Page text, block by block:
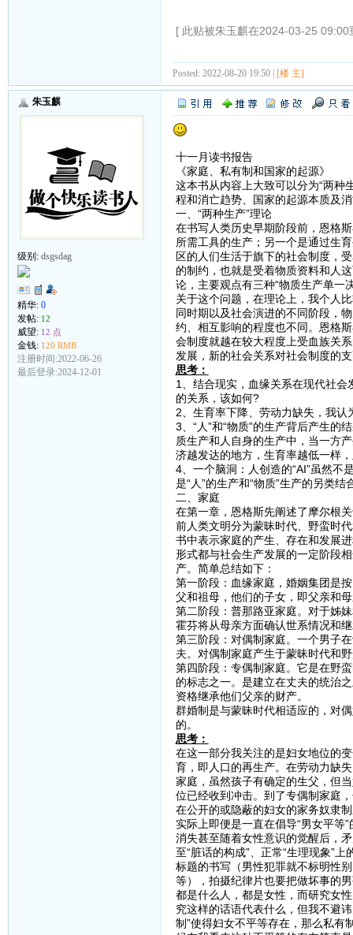
[ 此贴被朱玉麒在2024-03-25 09:00
Posted: 2022-08-20 19:50 | [楼 主]
朱玉麒
级别: dsgsdag
精华: 0
发帖: 12
威望: 12 点
金钱: 120 RMB
注册时间:2022-06-26
最后登录:2024-12-01
十一月读书报告
《家庭、私有制和国家的起源》
这本书从内容上大致可以分为“两种
程和消亡趋势、国家的起源本质及
一、“两种生产”理论
在书写人类历史早期阶段前，恩格
所需工具的生产；另一个是通过生
区的人们生活于旗下的社会制度，
的制约，也就是受着物质资料和人
论，主要观点有三种“物质生产单一
关于这个问题，在理论上，我个人
同时期以及社会演进的不同阶段，
约、相互影响的程度也不同。恩格
会制度就越在较大程度上受血族关
发展，新的社会关系对社会制度的
思考：
1、结合现实，血缘关系在现代社会
的关系，该如何?
2、生育率下降、劳动力缺失，我
3、“人”和“物质”的生产背后产生
质生产和人自身的生产中，当一方
济越发达的地方，生育率越低一样
4、一个脑洞：人创造的“AI”虽然不
是“人”的生产和“物质”生产的另类结
二、家庭
在第一章，恩格斯先阐述了摩尔根
前人类文明分为蒙昧时代、野蛮时
书中表示家庭的产生、存在和发展
形式都与社会生产发展的一定阶段
产。简单总结如下：
第一阶段：血缘家庭，婚姻集团是
父和祖母，他们的子女，即父亲和
第二阶段：普那路亚家庭。对于姊
霍芬将从母亲方面确认世系情况和
第三阶段：对偶制家庭。一个男子
夫。对偶制家庭产生于蒙昧时代和
第四阶段：专偶制家庭。它是在野
的标志之一。是建立在丈夫的统治
资格继承他们父亲的财产。
群婚制是与蒙昧时代相适应的，对
的。
思考：
在这一部分我关注的是妇女地位的
育，即人口的再生产。在劳动力缺
家庭，虽然孩子有确定的生父，但
位已经收到冲击。到了专偶制家庭
在公开的或隐蔽的妇女的家务奴隶
实际上即便是一直在倡导“男女平等
消失甚至随着女性意识的觉醒后，
至“脏话的构成”、正常“生理现象”
标题的书写（男性犯罪就不标明性
等），拍摄纪律片也要把做坏事的
都是什么人，都是女性，而研究女
究这样的话语代表什么，但我不避
制”使得妇女不平等存在，那么私有